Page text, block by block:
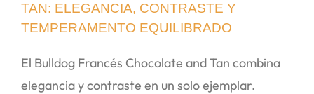
TAN: ELEGANCIA, CONTRASTE Y
TEMPERAMENTO EQUILIBRADO
El Bulldog Francés Chocolate and Tan combina
elegancia y contraste en un solo ejemplar.